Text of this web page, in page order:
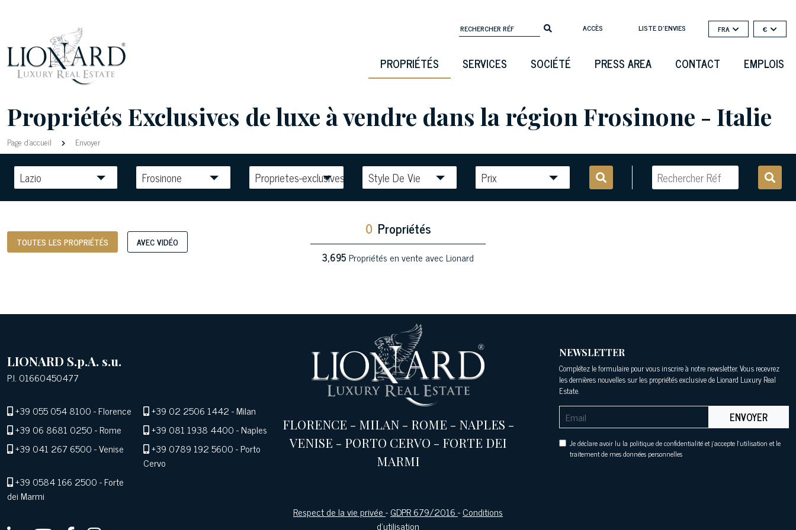
ACCÈS LISTE D'ENVIES FRA €
PROPRIÉTÉS SERVICES SOCIÉTÉ PRESS AREA CONTACT EMPLOIS
Propriétés Exclusives de luxe à vendre dans la région Frosinone - Italie
Page d'accueil Envoyer
Lazio Frosinone Proprietes-exclusives Style De Vie Prix
TOUTES LES PROPRIÉTÉS AVEC VIDÉO
0 Propriétés
3,695Propriétés en vente avec Lionard
LIONARD S.p.A. s.u.
P.I. 01660450477
+39 055 054 8100- Florence +39 02 2506 1442- Milan
+39 06 8681 0250- Rome +39 081 1938 4400- Naples
+39 041 267 6500- Venise +39 0789 192 5600- Porto
Cervo
+39 0584 166 2500- Forte
dei Marmi
FLORENCE - MILAN- ROME - NAPLES -
VENISE - PORTO CERVO - FORTE DEI
MARMI
Respect de la vie privée-GDPR 679/2016-Conditions
d'utilisation
NEWSLETTER
Complétez le formulaire pour vous inscrire à notre newsletter. Vous recevrez
les dernières nouvelles sur les propriétés exclusive de Lionard Luxury Real
Estate.
ENVOYER
Je déclare avoir lu la politique de confidentialité et j'accepte l'utilisation et le
traitement de mes données personnelles